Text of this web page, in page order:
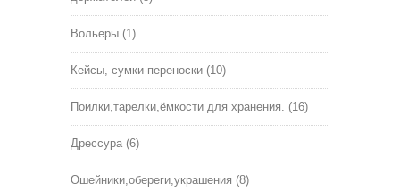
Вольеры (1)
Кейсы, сумки-переноски (10)
Поилки,тарелки,ёмкости для хранения. (16)
Дрессура (6)
Ошейники,обереги,украшения (8)